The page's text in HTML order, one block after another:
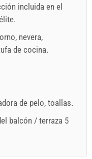
incluida en el
.
, nevera,
de cocina.
de pelo, toallas.
balcón / terraza 5